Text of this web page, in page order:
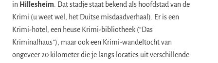
in Hillesheim . Dat stadje staat bekend als hoofdstad van de
Krimi (u weet wel, het Duitse misdaadverhaal). Er is een
Krimi-hotel, een heuse Krimi-bibliotheek (“Das
Kriminalhaus”), maar ook een Krimi-wandeltocht van
ongeveer 20 kilometer die je langs locaties uit verschillende